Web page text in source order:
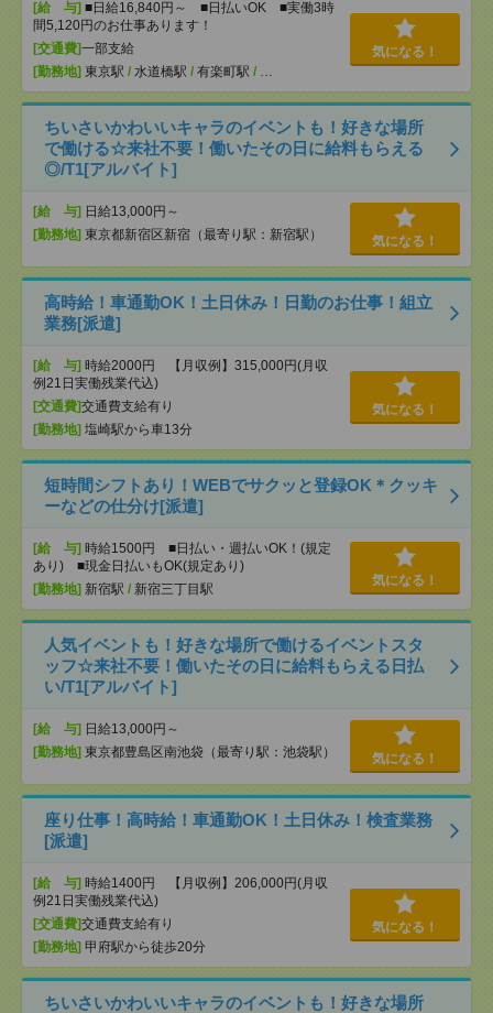
[給 与] ■日給16,840円～ ■日払いOK ■実働3時
間5,120円のお仕事あります！
[交通費]一部支給
[勤務地] 東京駅 / 水道橋駅 / 有楽町駅 / …
気になる！
ちいさいかわいいキャラのイベントも！好きな場所
で働ける☆来社不要！働いたその日に給料もらえる
◎/T1[アルバイト]
[給 与] 日給13,000円～
[勤務地] 東京都新宿区新宿（最寄り駅：新宿駅） 気になる！
高時給！車通勤OK！土日休み！日勤のお仕事！組立
業務[派遣]
[給 与] 時給2000円 【月収例】315,000円(月収
例21日実働残業代込)
[交通費]交通費支給有り
[勤務地] 塩崎駅から車13分
気になる！
短時間シフトあり！WEBでサクッと登録OK＊クッキ
ーなどの仕分け[派遣]
[給 与] 時給1500円 ■日払い・週払いOK！(規定
あり) ■現金日払いもOK(規定あり)
[勤務地] 新宿駅 / 新宿三丁目駅
気になる！
人気イベントも！好きな場所で働けるイベントスタ
ッフ☆来社不要！働いたその日に給料もらえる日払
い/T1[アルバイト]
[給 与] 日給13,000円～
[勤務地] 東京都豊島区南池袋（最寄り駅：池袋駅） 気になる！
座り仕事！高時給！車通勤OK！土日休み！検査業務
[派遣]
[給 与] 時給1400円 【月収例】206,000円(月収
例21日実働残業代込)
[交通費]交通費支給有り
[勤務地] 甲府駅から徒歩20分
気になる！
ちいさいかわいいキャラのイベントも！好きな場所